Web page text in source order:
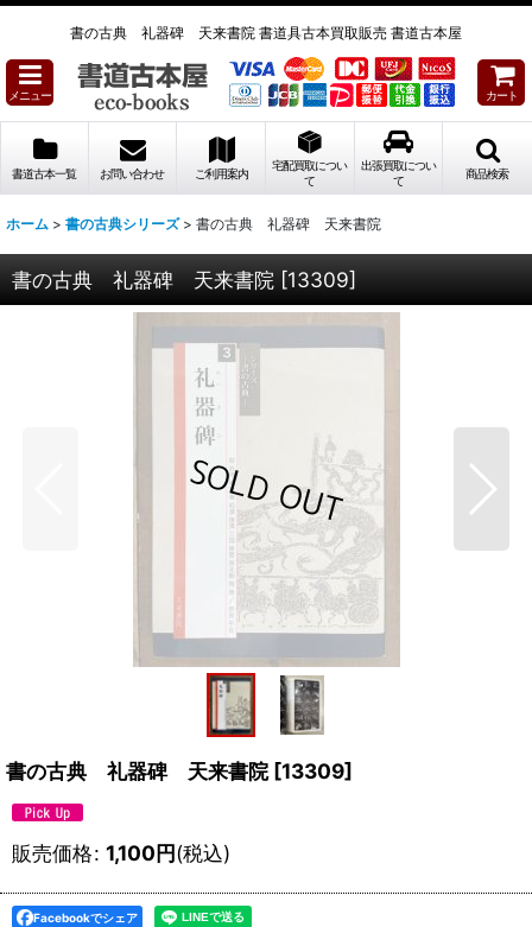
書の古典 礼器碑 天来書院 書道具古本買取販売 書道古本屋
メニュー カート
書道古本一覧 お問い合わせ ご利用案内
宅配買取につい
て
出張買取につい
て
商品検索
ホーム > 書の古典シリーズ > 書の古典 礼器碑 天来書院
書の古典 礼器碑 天来書院 [13309]
書の古典 礼器碑 天来書院 [13309]
販売価格: 1,100円(税込)
Facebookでシェア